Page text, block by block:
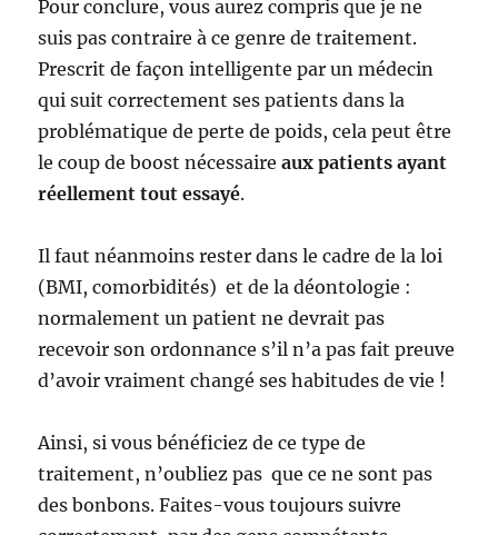
Pour conclure, vous aurez compris que je ne
suis pas contraire à ce genre de traitement.
Prescrit de façon intelligente par un médecin
qui suit correctement ses patients dans la
problématique de perte de poids, cela peut être
le coup de boost nécessaireaux patients ayant
réellement tout essayé.
Il faut néanmoins rester dans le cadre de la loi
(BMI, comorbidités) et de la déontologie :
normalement un patient ne devrait pas
recevoir son ordonnance s’il n’a pas fait preuve
d’avoir vraiment changé ses habitudes de vie !
Ainsi, si vous bénéficiez de ce type de
traitement, n’oubliez pas que ce ne sont pas
des bonbons. Faites-vous toujours suivre